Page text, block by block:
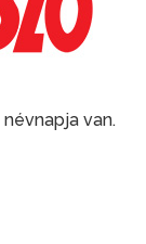
névnapja van.